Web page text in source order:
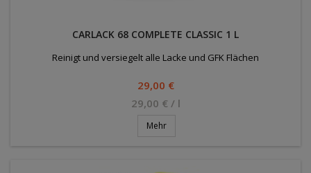
CARLACK 68 COMPLETE CLASSIC 1 L
Reinigt und versiegelt alle Lacke und GFK Flächen
Preis
29,00 €
29,00 € / l
Mehr